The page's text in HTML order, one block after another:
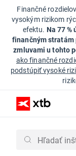
Finančné
vysokým rizikom
efektu. Na 77
finančným stratám
zmluvami u tohto
ako finančné
podstúpiť vysoké